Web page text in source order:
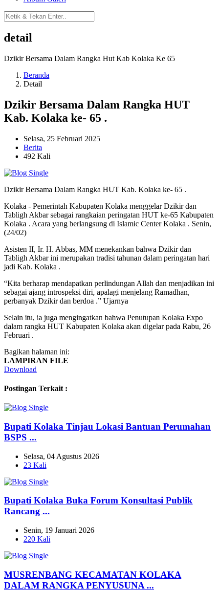
detail
Dzikir Bersama Dalam Rangka Hut Kab Kolaka Ke 65
Beranda
Detail
Dzikir Bersama Dalam Rangka HUT
Kab. Kolaka ke- 65 .
Selasa, 25 Februari 2025
Berita
492 Kali
Dzikir Bersama Dalam Rangka HUT Kab. Kolaka ke- 65 .
Kolaka - Pemerintah Kabupaten Kolaka menggelar Dzikir dan
Tabligh Akbar sebagai rangkaian peringatan HUT ke-65 Kabupaten
Kolaka . Acara yang berlangsung di Islamic Center Kolaka . Senin,
(24/02)
Asisten II, Ir. H. Abbas, MM menekankan bahwa Dzikir dan
Tabligh Akbar ini merupakan tradisi tahunan dalam peringatan hari
jadi Kab. Kolaka .
“Kita berharap mendapatkan perlindungan Allah dan menjadikan ini
sebagai ajang introspeksi diri, apalagi menjelang Ramadhan,
perbanyak Dzikir dan berdoa .” Ujarnya
Selain itu, ia juga mengingatkan bahwa Penutupan Kolaka Expo
dalam rangka HUT Kabupaten Kolaka akan digelar pada Rabu, 26
Februari .
Bagikan halaman ini:
LAMPIRAN FILE
Download
Postingan Terkait :
Bupati Kolaka Tinjau Lokasi Bantuan Perumahan
BSPS ...
Selasa, 04 Agustus 2026
23 Kali
Bupati Kolaka Buka Forum Konsultasi Publik
Rancang ...
Senin, 19 Januari 2026
220 Kali
MUSRENBANG KECAMATAN KOLAKA
DALAM RANGKA PENYUSUNA ...